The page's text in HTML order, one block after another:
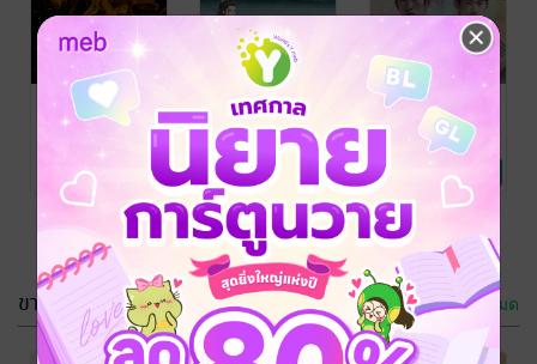
กู้อี้เฉิง แค้นนี้
ต้องชำระ เล่ม 1
สหัสวัต
นิยายโรมานซ์
No Rating
พลิกชะตาฟ้า
สยบสวรรค์ ๓
สหัสวัต
นิยายกำลังภายใน
No Rating
ผมเกิดใหม่อีก
ครั้ง ในโลก
นิยายยุค 80 เล่ม
12นิยายแฟนตาซี
No Rating
ขายดี ดูทั้งหมด